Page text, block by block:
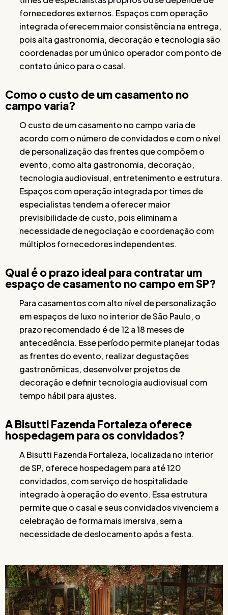
fornecedores externos. Espaços com operação
integrada oferecem maior consistência na entrega,
pois alta gastronomia, decoração e tecnologia são
coordenadas por um único operador com ponto de
contato único para o casal.
Como o custo de um casamento no
campo varia?
O custo de um casamento no campo varia de
acordo com o número de convidados e com o nível
de personalização das frentes que compõem o
evento, como alta gastronomia, decoração,
tecnologia audiovisual, entretenimento e estrutura.
Espaços com operação integrada por times de
especialistas tendem a oferecer maior
previsibilidade de custo, pois eliminam a
necessidade de negociação e coordenação com
múltiplos fornecedores independentes.
Qual é o prazo ideal para contratar um
espaço de casamento no campo em SP?
Para casamentos com alto nível de personalização
em espaços de luxo no interior de São Paulo, o
prazo recomendado é de 12 a 18 meses de
antecedência. Esse período permite planejar todas
as frentes do evento, realizar degustações
gastronômicas, desenvolver projetos de
decoração e definir tecnologia audiovisual com
tempo hábil para ajustes.
A Bisutti Fazenda Fortaleza oferece
hospedagem para os convidados?
A Bisutti Fazenda Fortaleza, localizada no interior
de SP, oferece hospedagem para até 120
convidados, com serviço de hospitalidade
integrado à operação do evento. Essa estrutura
permite que o casal e seus convidados vivenciem a
celebração de forma mais imersiva, sem a
necessidade de deslocamento após a festa.